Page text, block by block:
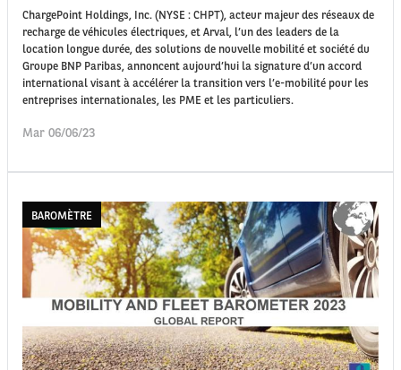
ChargePoint Holdings, Inc. (NYSE : CHPT), acteur majeur des réseaux de
recharge de véhicules électriques, et Arval, l’un des leaders de la
location longue durée, des solutions de nouvelle mobilité et société du
Groupe BNP Paribas, annoncent aujourd’hui la signature d’un accord
international visant à accélérer la transition vers l’e-mobilité pour les
entreprises internationales, les PME et les particuliers.
Mar 06/06/23
BAROMÈTRE